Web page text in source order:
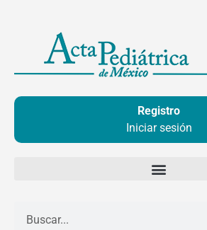
contenido
Registro
Iniciar sesión